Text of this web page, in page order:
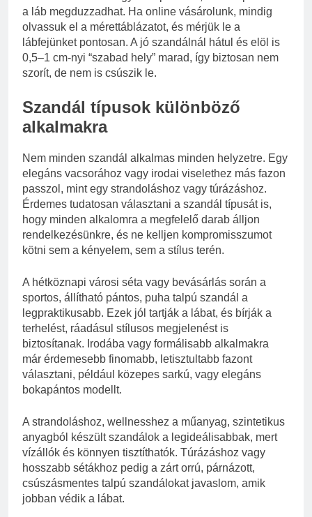
a láb megduzzadhat. Ha online vásárolunk, mindig
olvassuk el a mérettáblázatot, és mérjük le a
lábfejünket pontosan. A jó szandálnál hátul és elöl is
0,5–1 cm-nyi “szabad hely” marad, így biztosan nem
szorít, de nem is csúszik le.
Szandál típusok különböző
alkalmakra
Nem minden szandál alkalmas minden helyzetre. Egy
elegáns vacsorához vagy irodai viselethez más fazon
passzol, mint egy strandoláshoz vagy túrázáshoz.
Érdemes tudatosan választani a szandál típusát is,
hogy minden alkalomra a megfelelő darab álljon
rendelkezésünkre, és ne kelljen kompromisszumot
kötni sem a kényelem, sem a stílus terén.
A hétköznapi városi séta vagy bevásárlás során a
sportos, állítható pántos, puha talpú szandál a
legpraktikusabb. Ezek jól tartják a lábat, és bírják a
terhelést, ráadásul stílusos megjelenést is
biztosítanak. Irodába vagy formálisabb alkalmakra
már érdemesebb finomabb, letisztultabb fazont
választani, például közepes sarkú, vagy elegáns
bokapántos modellt.
A strandoláshoz, wellnesshez a műanyag, szintetikus
anyagból készült szandálok a legideálisabbak, mert
vízállók és könnyen tisztíthatók. Túrázáshoz vagy
hosszabb sétákhoz pedig a zárt orrú, párnázott,
csúszásmentes talpú szandálokat javaslom, amik
jobban védik a lábat.